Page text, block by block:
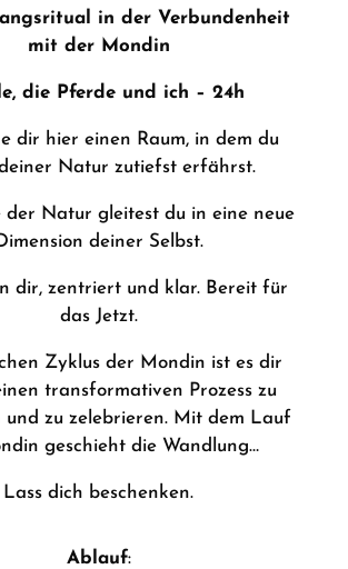
in der Verbundenheit
mit der Mondin
die Pferde und ich – 24h
dir hier einen Raum, in dem du
Natur zutiefst erfährst.
der Natur gleitest du in eine neue
deiner Selbst.
dir, zentriert und klar. Bereit für
das Jetzt.
Zyklus der Mondin ist es dir
transformativen Prozess zu
und zu zelebrieren. Mit dem Lauf
geschieht die Wandlung…
Lass dich beschenken.
Ablauf: